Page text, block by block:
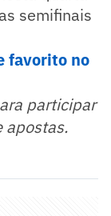
semifinais
favorito no
participar
apostas.